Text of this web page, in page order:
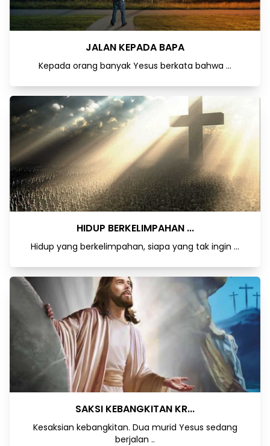
JALAN KEPADA BAPA
Kepada orang banyak Yesus berkata bahwa ...
HIDUP BERKELIMPAHAN ...
Hidup yang berkelimpahan, siapa yang tak ingin ...
SAKSI KEBANGKITAN KR...
Kesaksian kebangkitan. Dua murid Yesus sedang
berjalan ..